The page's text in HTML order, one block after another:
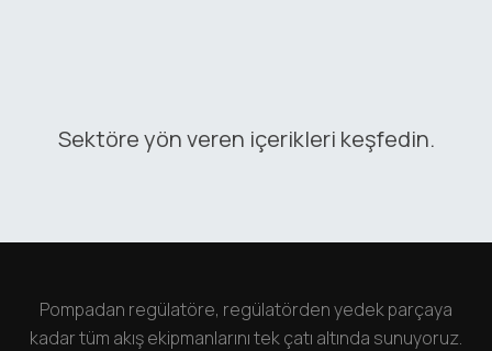
Sektöre yön veren içerikleri keşfedin.
Pompadan regülatöre, regülatörden yedek parçaya
kadar tüm akış ekipmanlarını tek çatı altında sunuyoruz.